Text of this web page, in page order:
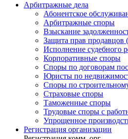
Арбитражные дела
Абонентское
Арбитражные споры
Взыскание
Защита прав продавцов
Исполнение судебного
Корпоративные споры
Споры по договорам
Юристы по
Споры по
Страховые споры
Таможенные споры
Трудовые споры с
Упрощенное
Регистрация организации